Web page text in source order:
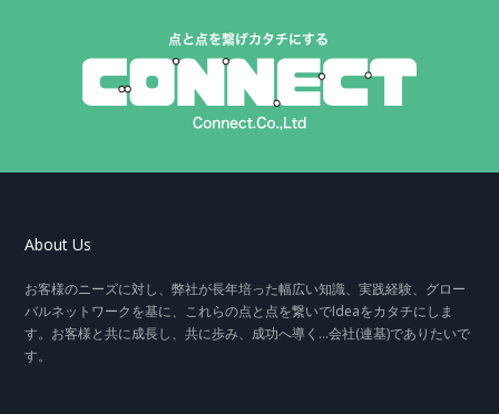
About Us
お客様のニーズに対し、弊社が長年培った幅広い知識、実践経験、グロー
バルネットワークを基に、これらの点と点を繋いでIdeaをカタチにしま
す。お客様と共に成長し、共に歩み、成功へ導く…会社(連基)でありたいで
す。